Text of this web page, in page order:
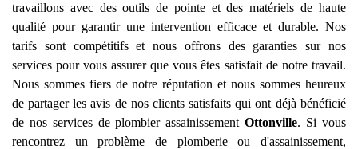
travaillons avec des outils de pointe et des matériels de haute
qualité pour garantir une intervention efficace et durable. Nos
tarifs sont compétitifs et nous offrons des garanties sur nos
services pour vous assurer que vous êtes satisfait de notre travail.
Nous sommes fiers de notre réputation et nous sommes heureux
de partager les avis de nos clients satisfaits qui ont déjà bénéficié
de nos services de plombier assainissementOttonville. Si vous
rencontrez un problème de plomberie ou d'assainissement,